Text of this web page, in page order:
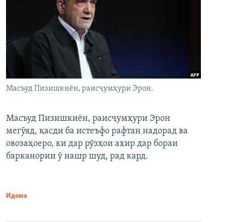
Масъуд Пизишкиён, раисҷумҳури Эрон.
Масъуд Пизишкиён, раисҷумҳури Эрон
мегӯяд, қасди ба истеъфо рафтан надорад ва
овозаҳоеро, ки дар рӯзҳои ахир дар бораи
барканории ӯ нашр шуд, рад кард.
Идома